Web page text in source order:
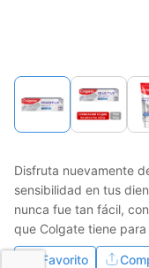
Disfruta nuevamente
sensibilidad en tus
nunca fue tan fácil,
que Colgate tiene
Favorito